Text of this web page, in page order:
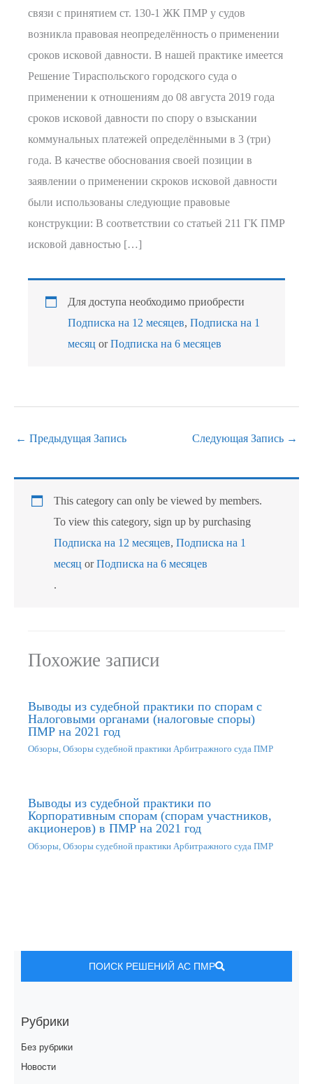
связи с принятием ст. 130-1 ЖК ПМР у судов
возникла правовая неопределённость о применении
сроков исковой давности. В нашей практике имеется
Решение Тираспольского городского суда о
применении к отношениям до 08 августа 2019 года
сроков исковой давности по спору о взыскании
коммунальных платежей определёнными в 3 (три)
года. В качестве обоснования своей позиции в
заявлении о применении скроков исковой давности
были использованы следующие правовые
конструкции: В соответствии со статьей 211 ГК ПМР
исковой давностью […]
Для доступа необходимо приобрести
Подписка на 12 месяцев,Подписка на 1
месяц orПодписка на 6 месяцев
← Предыдущая Запись Следующая Запись →
This category can only be viewed by members.
To view this category, sign up by purchasing
Подписка на 12 месяцев,Подписка на 1
месяц orПодписка на 6 месяцев
.
Похожие записи
Выводы из судебной практики по спорам с
Налоговыми органами (налоговые споры)
ПМР на 2021 год
Обзоры, Обзоры судебной практики Арбитражного суда ПМР
Выводы из судебной практики по
Корпоративным спорам (спорам участников,
акционеров) в ПМР на 2021 год
Обзоры Обзоры судебной практики Арбитражного суда ПМР
ПОИСК РЕШЕНИЙ АС ПМР
Рубрики
Без рубрики
Новости